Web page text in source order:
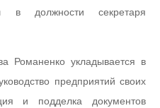
в должности секретаря
Романенко укладывается в
предприятий своих
и подделка документов